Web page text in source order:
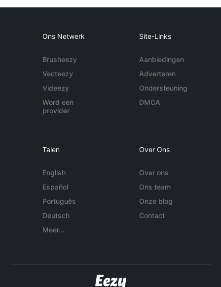
Ons Netwerk
Brusheezy
Vecteezy
Videezy
Word een
provider
Site-Links
Aanbiedingen
Adverteren
Ondersteuning
DMCA
Talen
English
Español
Português
Deutsch
Meer...
Over Ons
Over ons
Ons team
Onze blog
Contact